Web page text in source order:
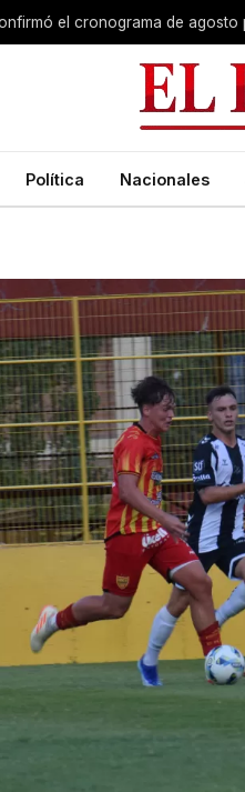
Política Nacionales